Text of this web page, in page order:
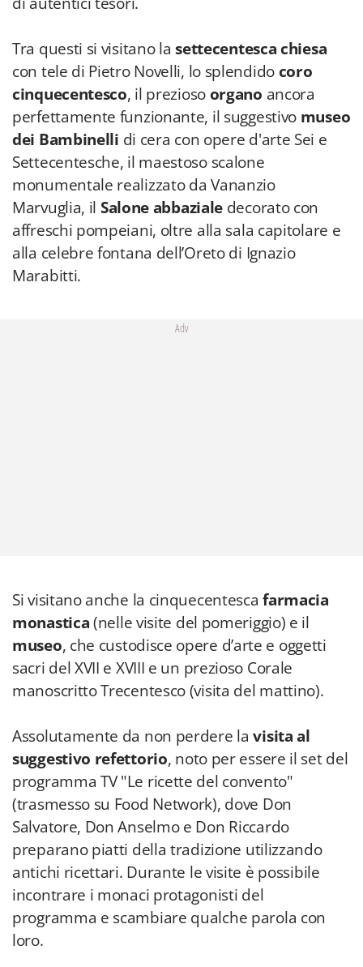
Tra questi si visitano lasettecentesca chiesa
con tele di Pietro Novelli, lo splendido coro
cinquecentesco, il prezioso organo ancora
perfettamente funzionante, il suggestivo museo
dei Bambinelli di cera con opere d'arte Sei e
Settecentesche, il maestoso scalone
monumentale realizzato da Vananzio
Marvuglia, il Salone abbaziale decorato con
affreschi pompeiani, oltre alla sala capitolare e
alla celebre fontana dell’Oreto di Ignazio
Marabitti.
Adv
Si visitano anche la cinquecentescafarmacia
monastica(nelle visite del pomeriggio) e il
museo, che custodisce opere d’arte e oggetti
sacri del XVII e XVIII e un prezioso Corale
manoscritto Trecentesco (visita del mattino).
Assolutamente da non perdere lavisita al
suggestivo refettorio, noto per essere il set del
programma TV "Le ricette del convento"
(trasmesso su Food Network), dove Don
Salvatore, Don Anselmo e Don Riccardo
preparano piatti della tradizione utilizzando
antichi ricettari. Durante le visite è possibile
incontrare i monaci protagonisti del
programma e scambiare qualche parola con
loro.